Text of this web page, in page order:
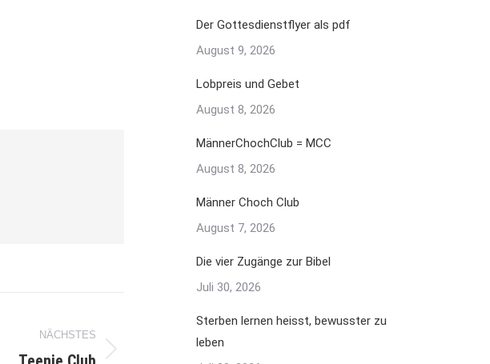
NÄCHSTES
Der Gottesdienstflyer als pdf
August 9, 2026
Lobpreis und Gebet
August 8, 2026
MännerChochClub = MCC
August 8, 2026
Männer Choch Club
August 7, 2026
Die vier Zugänge zur Bibel
Juli 30, 2026
Sterben lernen heisst, bewusster zu
leben